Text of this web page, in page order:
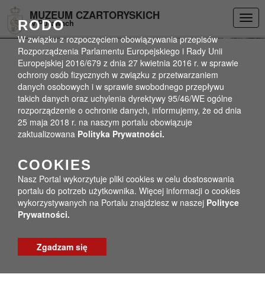
DEKLARACJA DOSTĘPNOŚCI
MUZEUM CZARTORYSKICH
w Puławach
RODO
W związku z rozpoczęciem obowiązywania przepisów
Rozporządzenia Parlamentu Europejskiego i Rady Unii
Europejskiej 2016/679 z dnia 27 kwietnia 2016 r. w sprawie
ochrony osób fizycznych w związku z przetwarzaniem
danych osobowych i w sprawie swobodnego przepływu
takich danych oraz uchylenia dyrektywy 95/46/WE ogólne
rozporządzenie o ochronie danych, informujemy, że od dnia
25 maja 2018 r. na naszym portalu obowiązuje
zaktualizowana Polityka Prywatności.
COOKIES
Nasz Portal wykorzytuje pliki cookies w celu dostosowania
portalu do potrzeb użytkownika. Więcej informacji o cookies
wykorzystywanych na Portalu znajdziesz w naszej Polityce
Prywatności.
Zgadzam się